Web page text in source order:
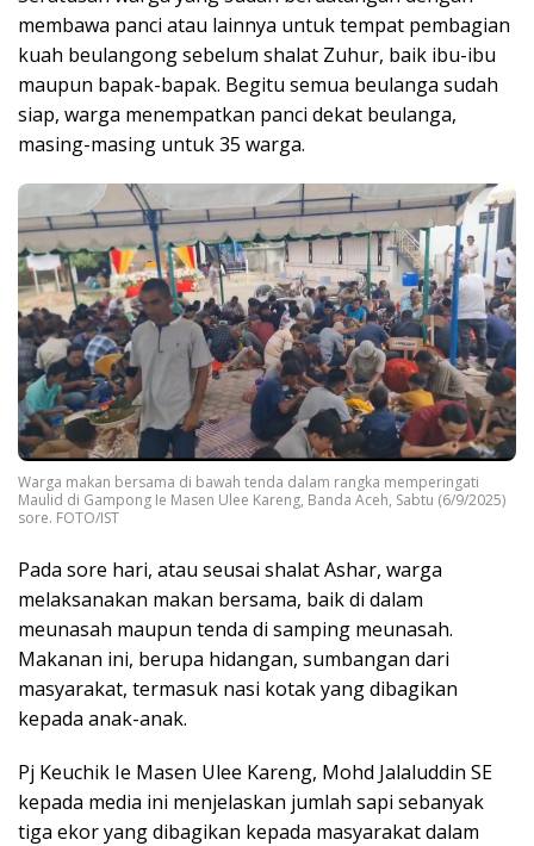
membawa panci atau lainnya untuk tempat pembagian
kuah beulangong sebelum shalat Zuhur, baik ibu-ibu
maupun bapak-bapak. Begitu semua beulanga sudah
siap, warga menempatkan panci dekat beulanga,
masing-masing untuk 35 warga.
Warga makan bersama di bawah tenda dalam rangka memperingati
Maulid di Gampong Ie Masen Ulee Kareng, Banda Aceh, Sabtu (6/9/2025)
sore. FOTO/IST
Pada sore hari, atau seusai shalat Ashar, warga
melaksanakan makan bersama, baik di dalam
meunasah maupun tenda di samping meunasah.
Makanan ini, berupa hidangan, sumbangan dari
masyarakat, termasuk nasi kotak yang dibagikan
kepada anak-anak.
Pj Keuchik Ie Masen Ulee Kareng, Mohd Jalaluddin SE
kepada media ini menjelaskan jumlah sapi sebanyak
tiga ekor yang dibagikan kepada masyarakat dalam